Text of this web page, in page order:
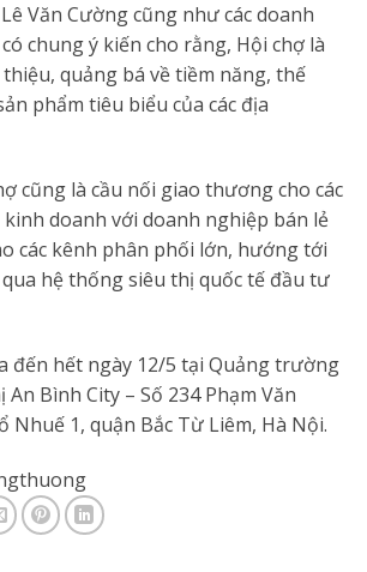
Văn Cường cũng như các doanh
chung ý kiến cho rằng, Hội chợ là
quảng bá về tiềm năng, thế
phẩm tiêu biểu của các địa
cũng là cầu nối giao thương cho các
doanh với doanh nghiệp bán lẻ
các kênh phân phối lớn, hướng tới
hệ thống siêu thị quốc tế đầu tư
đến hết ngày 12/5 tại Quảng trường
Bình City – Số 234 Phạm Văn
1, quận Bắc Từ Liêm, Hà Nội.